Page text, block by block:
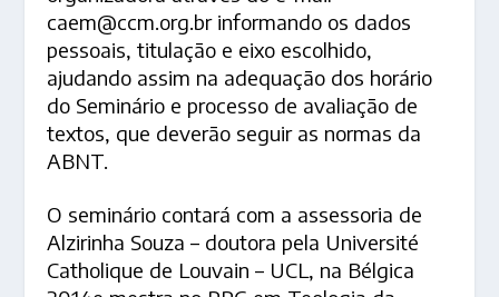
caem@ccm.org.br informando os dados
pessoais, titulação e eixo escolhido,
ajudando assim na adequação dos horário
do Seminário e processo de avaliação de
textos, que deverão seguir as normas da
ABNT.
O seminário contará com a assessoria de
Alzirinha Souza – doutora pela Université
Catholique de Louvain – UCL, na Bélgica